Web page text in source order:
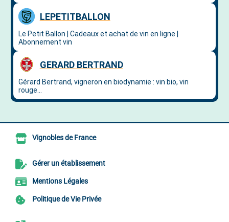
Vignobles de France
Gérer un établissement
Mentions Légales
Politique de Vie Privée